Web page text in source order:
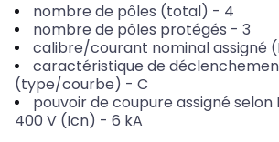
nombre de pôles (total) - 4
nombre de pôles protégés - 3
calibre/courant nominal assigné
caractéristique de
(type/courbe) - C
pouvoir de coupure assigné selon
400 V (Icn) - 6 kA